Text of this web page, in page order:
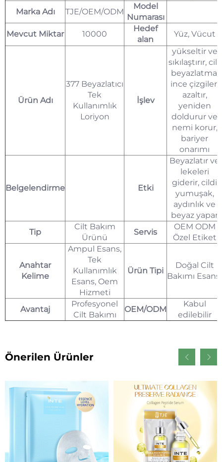
Marka Adı
TJE/OEM/ODM
Model
Numarası
Mevcut Miktar
10000
Hedef
alan
Yüz, Vücut
Ürün Adı
377 Beyazlatıcı
Tek
Kullanımlık
Loriyon
İşlev
yükseltir ve
sıkılaştırır, cilt
beyazlatma,
ince çizgileri
azaltır,
yeniden
doldurur ve
nemi korur,
bariyer
onarımı
Belgelendirme Etki
Beyazlatır ve
lekeleri
giderir, cildi
yumuşak,
aydınlık ve
beyaz yapar
Tip
Cilt Bakım
Ürünü
Servis
OEM ODM
Özel Etiket
Anahtar
Kelime
Ampul Esans,
Tek
Kullanımlık
Esans, Oem
Hizmeti
Ürün Tipi
Doğal Cilt
Bakımı Esansı
Avantaj
Profesyonel
Cilt Bakımı
OEM/ODM
Kabul
edilebilir
Önerilen Ürünler